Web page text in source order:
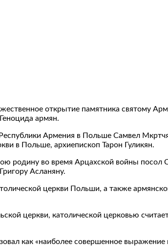
открытие памятника святому
армян.
Армения в Польше Самвел
в Польше, архиепископ Тарон Гуликян.
родину во время Арцахской войны посол
Асланяну.
церкви Польши, а также
церкви, католической церковью
как «наиболее совершенное выражение